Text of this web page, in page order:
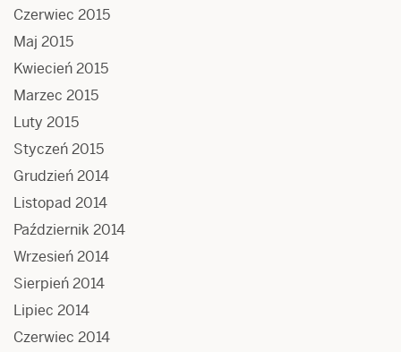
Czerwiec 2015
Maj 2015
Kwiecień 2015
Marzec 2015
Luty 2015
Styczeń 2015
Grudzień 2014
Listopad 2014
Październik 2014
Wrzesień 2014
Sierpień 2014
Lipiec 2014
Czerwiec 2014